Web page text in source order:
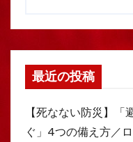
最近の投稿
【死なない防災】
ぐ」4つの備え方／